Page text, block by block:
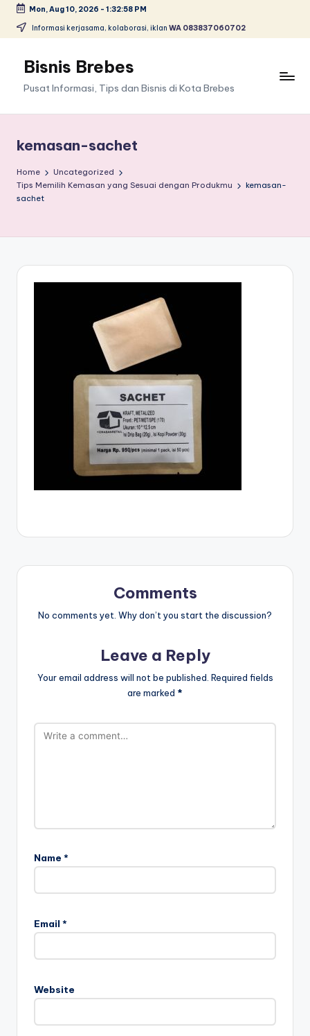
Skip
content
Mon, Aug 10, 2026 - 1:32:59 PM
Informasi kerjasama, kolaborasi, iklan WA 083837060702
Bisnis Brebes
Pusat Informasi, Tips dan Bisnis di Kota Brebes
kemasan-sachet
Home
Uncategorized
Tips Memilih Kemasan yang Sesuai dengan Produkmu
kemasan-
sachet
Comments
No comments yet. Why don’t you start the discussion?
Leave a Reply
Your email address will not be published. Required fields
are marked *
Name *
Email *
Website